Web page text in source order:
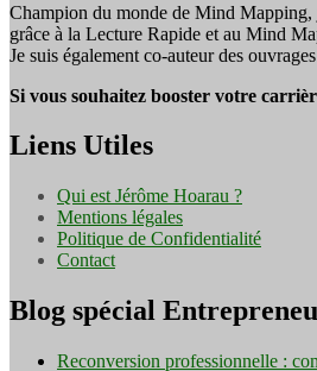
Champion du monde de Mind Mapping,
grâce à la Lecture Rapide et au Mind
Je suis également co-auteur des
Si vous souhaitez booster votre
Liens Utiles
Qui est Jérôme Hoarau ?
Mentions légales
Politique de Confidentialité
Contact
Blog spécial
Reconversion professionnelle :